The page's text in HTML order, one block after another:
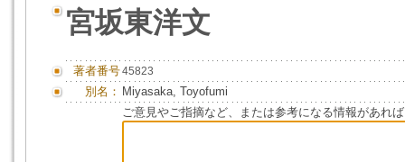
宮坂東洋文
著者番号45823
別名： Miyasaka, Toyofumi
ご意見やご指摘など、または参考になる情報があれ